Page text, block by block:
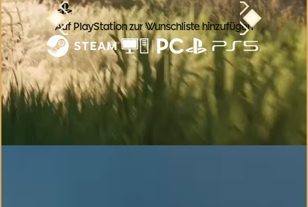
Auf PlayStation zur Wunschliste hinzufügen